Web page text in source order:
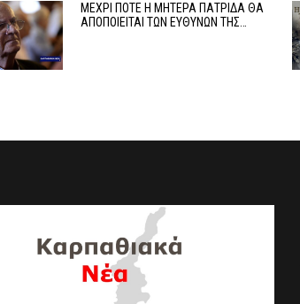
ΜΕΧΡΙ ΠΟΤΕ Η ΜΗΤΕΡΑ ΠΑΤΡΙΔΑ ΘΑ
ΑΠΟΠΟΙΕΙΤΑΙ ΤΩΝ ΕΥΘΥΝΩΝ ΤΗΣ…